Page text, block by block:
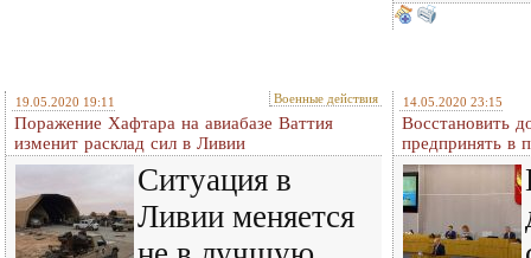
19.05.2020 19:11 Военные действия
Поражение Хафтара на авиабазе Ваттия
изменит расклад сил в Ливии
Ситуация в
Ливии меняется
14.05.2020 23:15
Восстановить
предпринять в